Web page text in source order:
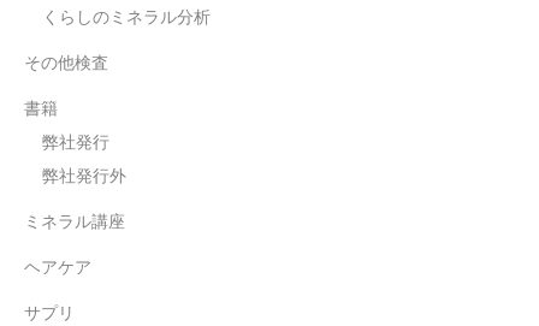
くらしのミネラル分析
その他検査
書籍
弊社発行
弊社発行外
ミネラル講座
ヘアケア
サプリ